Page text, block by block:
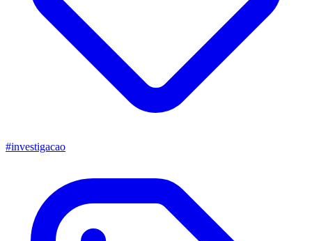
#investigacao